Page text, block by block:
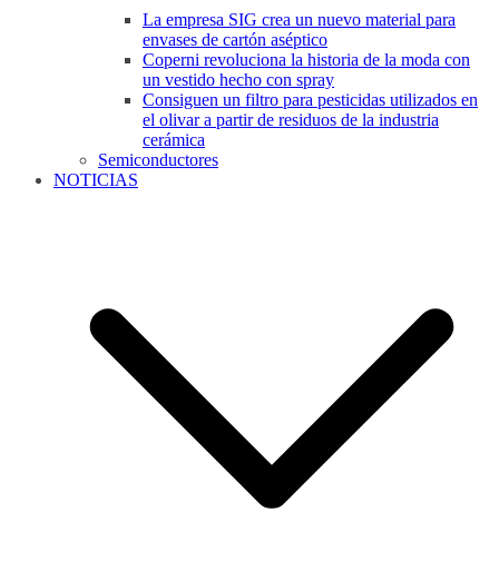
La empresa SIG crea un nuevo material para
envases de cartón aséptico
Coperni revoluciona la historia de la moda con
un vestido hecho con spray
Consiguen un filtro para pesticidas utilizados en
el olivar a partir de residuos de la industria
cerámica
Semiconductores
NOTICIAS